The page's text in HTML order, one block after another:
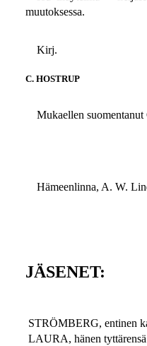
muutoksessa.
Kirj.
C. HOSTRUP
Mukaellen
Hämeenlinna, A. W.
JÄSENET:
STRÖMBERG, entinen
LAURA, hänen